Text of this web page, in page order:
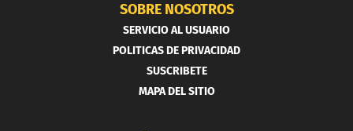
SOBRE NOSOTROS
SERVICIO AL USUARIO
POLITICAS DE PRIVACIDAD
SUSCRIBETE
MAPA DEL SITIO